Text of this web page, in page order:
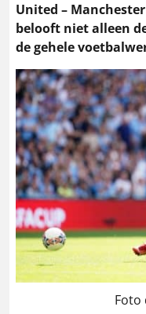
United –
belooft niet alleen
de gehele
Foto